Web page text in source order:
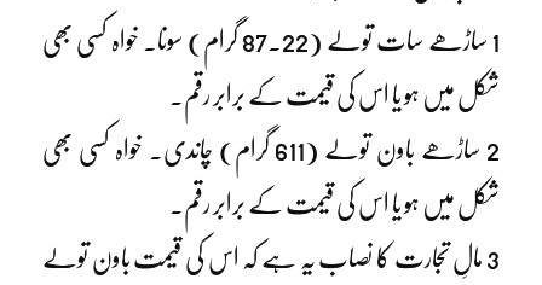
1 ساڑھے سات تولے (87.22 گرام) سونا۔ خواہ کسی بھی
شکل میں ہو یا اس کی قیمت کے برابر رقم۔
2 ساڑھے باون تولے (611 گرام) چاندی۔ خواہ کسی بھی
شکل میں ہو یا اس کی قیمت کے برابر رقم۔
3 مالِ تجارت کا نصاب یہ ہے کہ اس کی قیمت باون تولے